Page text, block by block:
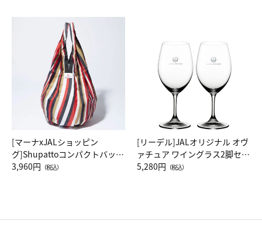
[マーナxJALショッピン
グ]Shupattoコンパクトバッグ
Drop JAL客室乗務員（LC）ス
3,960円 （税込）
[リーデル]JALオリジナル オヴ
ァチュア ワイングラス2脚セッ
ト（レッドワイン）
5,280円 （税込）